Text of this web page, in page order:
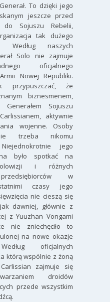
To dzięki jego
jeszcze przed
do Sojuszu Rebelii,
tak dużego
Według naszych
Solo nie zajmuje
oficjalnego
Nowej Republiki.
przypuszczać, że
biznesmenem,
Generałem Sojuszu
aktywnie
wojenne. Osoby
trzeba nikomu
jego
było spotkać na
i różnych
w
czasy jego
nie cieszą się
dawniej, głównie z
z Yuuzhan Vongami
nie zniechęciło to
na nowe okazje
oficjalnych
którą wspólnie z żoną
zajmuje się
droidów
przede wszystkim